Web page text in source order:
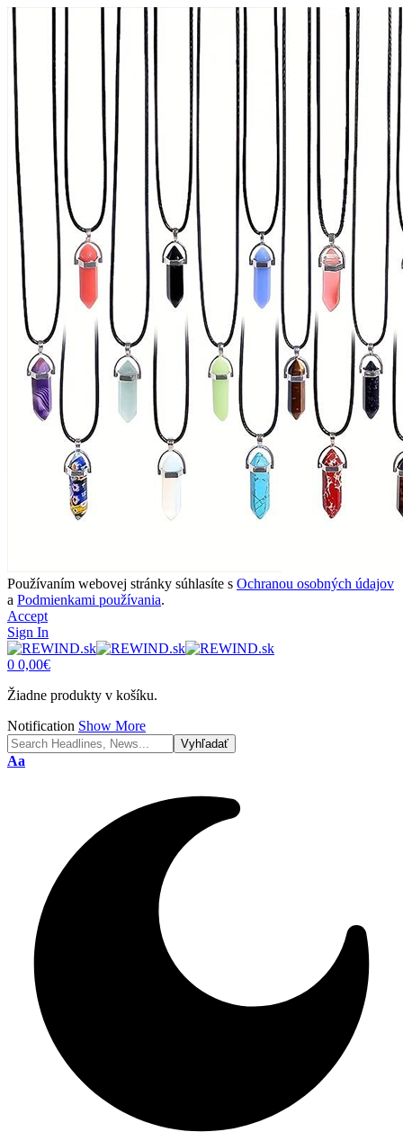
Používaním webovej stránky súhlasíte s Ochranou osobných údajov
a Podmienkami používania.
Accept
Sign In
0 0,00€
Žiadne produkty v košíku.
Notification Show More
Font
Aa